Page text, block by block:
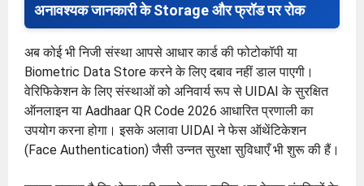
अनावश्यक जानकारी के Storage और फ्रॉड पर रोक
अब कोई भी निजी संस्था आपसे आधार कार्ड की फोटोकॉपी या
Biometric Data Store करने के लिए दबाव नहीं डाल पाएगी।
वेरिफिकेशन के लिए संस्थाओं को अनिवार्य रूप से UIDAI के सुरक्षित
ऑनलाइन या Aadhaar QR Code 2026 आधारित प्रणाली का
उपयोग करना होगा। इसके अलावा UIDAI ने फेस ऑथेंटिकेशन
(Face Authentication) जैसी उन्नत सुरक्षा सुविधाएँ भी शुरू की हैं।